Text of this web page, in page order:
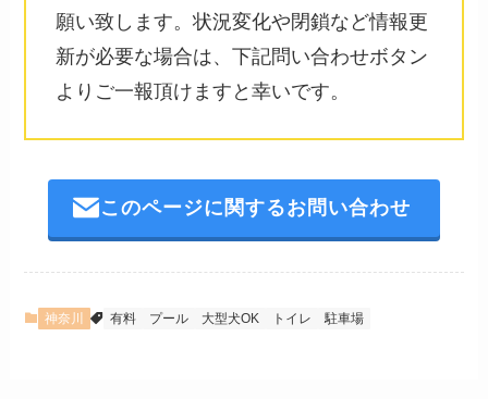
願い致します。状況変化や閉鎖など情報更
新が必要な場合は、下記問い合わせボタン
よりご一報頂けますと幸いです。
このページに関するお問い合わせ
神奈川 有料 プール 大型犬OK トイレ 駐車場